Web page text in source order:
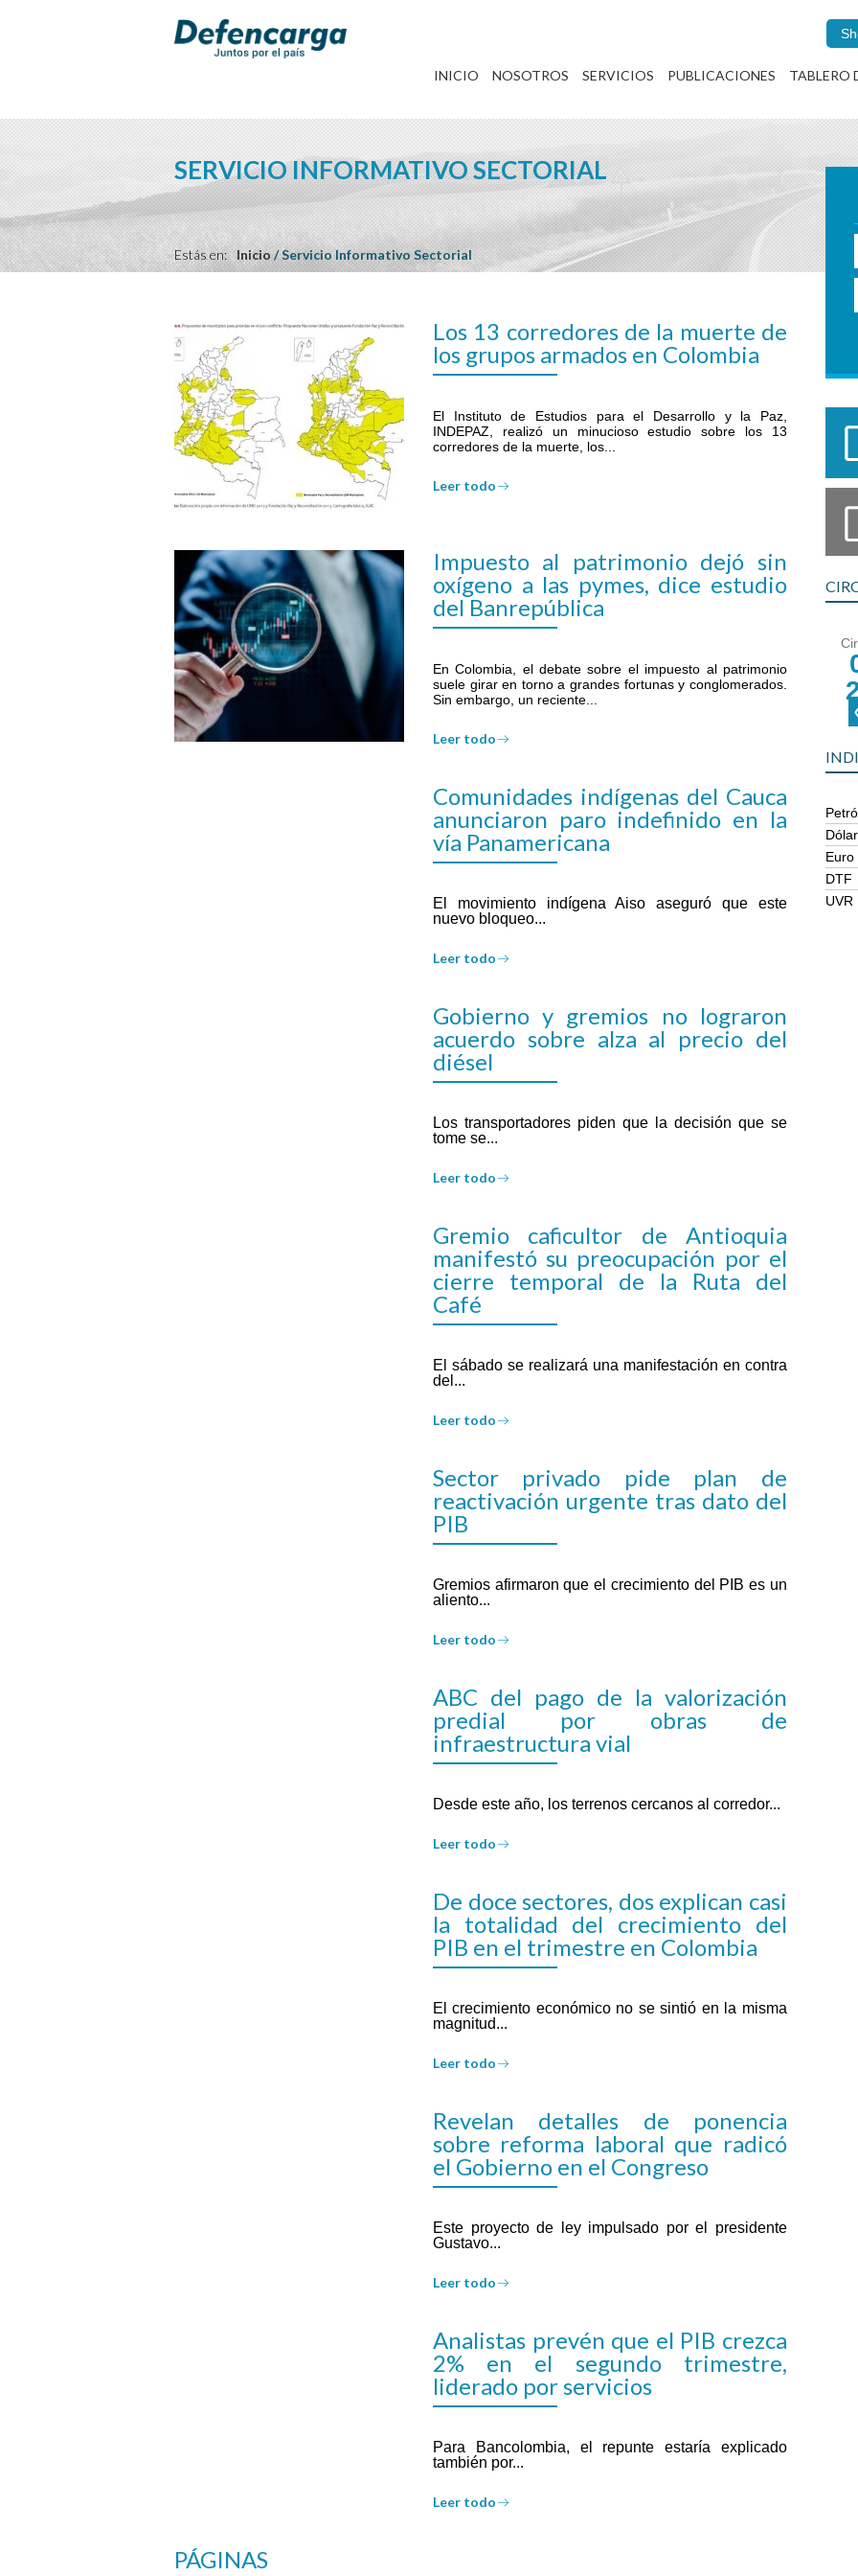
INICIO NOSOTROS SERVICIOS PUBLICACIONES TABLERO
SERVICIO INFORMATIVO SECTORIAL
Estás en: Inicio/Servicio Informativo Sectorial
Los 13 corredores de la muerte de
los grupos armados en Colombia
El Instituto de Estudios para el Desarrollo y la Paz,
INDEPAZ, realizó un minucioso estudio sobre los 13
corredores de la muerte, los...
Leer todo
Impuesto al patrimonio dejó sin
oxígeno a las pymes, dice estudio
del Banrepública
En Colombia, el debate sobre el impuesto al patrimonio
suele girar en torno a grandes fortunas y conglomerados.
Sin embargo, un reciente...
Leer todo
Comunidades indígenas del Cauca
anunciaron paro indefinido en la
vía Panamericana
El movimiento indígena Aiso aseguró que este
nuevo bloqueo...
Leer todo
Gobierno y gremios no lograron
acuerdo sobre alza al precio del
diésel
Los transportadores piden que la decisión que se
tome se...
Leer todo
Gremio caficultor de Antioquia
manifestó su preocupación por el
cierre temporal de la Ruta del
Café
El sábado se realizará una manifestación en contra
del...
Leer todo
Sector privado pide plan de
reactivación urgente tras dato del
PIB
Gremios afirmaron que el crecimiento del PIB es un
aliento...
Leer todo
ABC del pago de la valorización
predial por obras de
infraestructura vial
Desde este año, los terrenos cercanos al corredor...
Leer todo
De doce sectores, dos explican casi
la totalidad del crecimiento del
PIB en el trimestre en Colombia
El crecimiento económico no se sintió en la misma
magnitud...
Leer todo
Revelan detalles de ponencia
sobre reforma laboral que radicó
el Gobierno en el Congreso
Este proyecto de ley impulsado por el presidente
Gustavo...
Leer todo
Analistas prevén que el PIB crezca
2% en el segundo trimestre,
liderado por servicios
Para Bancolombia, el repunte estaría explicado
también por...
Leer todo
PÁGINAS
Dólar
Euro
DTF
UVR